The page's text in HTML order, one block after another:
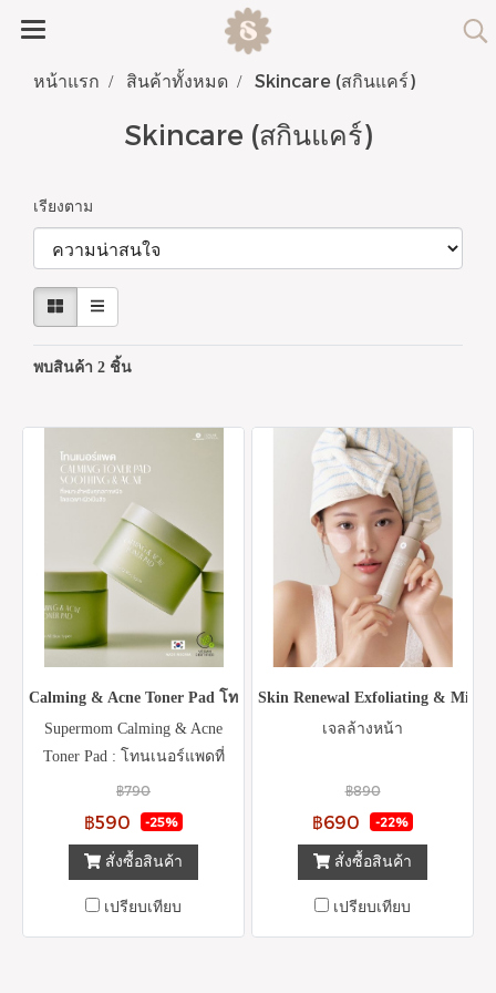
หน้าแรก สินค้าทั้งหมด Skincare (สกินแคร์)
Skincare (สกินแคร์)
เรียงตาม
พบสินค้า 2 ชิ้น
Calming & Acne Toner Pad โทนเนอร์แผ่น คนเป็นสิว VEGAN ผลิตจ
Supermom Calming & Acne
Toner Pad : โทนเนอร์แพดที่
เหมาะสำหรับทุกสภาพผิว โดย
เฉพาะผิวเป็นสิว สำหรับสูตร
ด้วยส่วนผสมของสารสกัดที่ได้
จากใบบัวบก (Centella asiatica )
฿790
฿590 -25%
สั่งซื้อสินค้า
เปรียบเทียบ
Skin Renewal Exfoliating &
เจลล้างหน้า
฿890
฿690 -22%
สั่งซื้อสินค้า
เปรียบเทียบ